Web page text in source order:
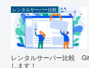
レンタルサーバー比較
レンタルサーバー比較
します！